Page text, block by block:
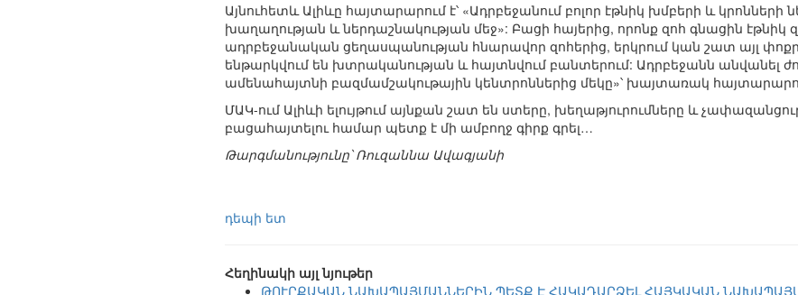
Այնուհետև Ալիևը հայտարարում է՝ «Ադրբեջանում բոլոր էթնիկ խմբերի և կրոնների
խաղաղության և ներդաշնակության մեջ»: Բացի հայերից, որոնք զոհ գնացին էթնիկ
ադրբեջանական ցեղասպանության հնարավոր զոհերից, երկրում կան շատ այլ
ենթարկվում են խտրականության և հայտնվում բանտերում: Ադրբեջանն
ամենահայտնի բազմամշակութային կենտրոններից մեկը»՝ խայտառակ
ՄԱԿ-ում Ալիևի ելույթում այնքան շատ են ստերը, խեղաթյուրումները և
բացահայտելու համար պետք է մի ամբողջ գիրք գրել…
Թարգմանությունը՝ Ռուզաննա Ավագյանի
դեպի ետ
Հեղինակի այլ նյութեր
ԹՈՒՐՔԱԿԱՆ ՆԱԽԱՊԱՅՄԱՆՆԵՐԻՆ ՊԵՏՔ Է ՀԱԿԱԴԱՐՁԵԼ ՀԱՅԿԱԿԱՆ